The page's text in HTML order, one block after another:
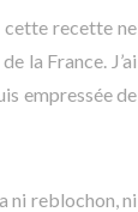
cette recette ne
la France. J’ai
empressée de
ni reblochon, ni